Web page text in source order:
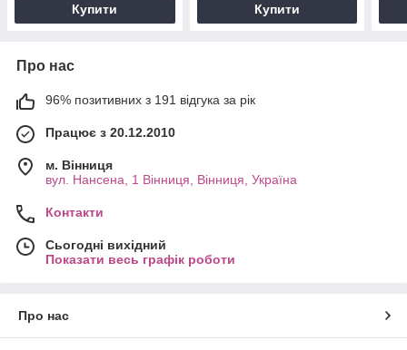
Купити Купити
Про нас
96% позитивних з 191 відгука за рік
Працює з 20.12.2010
м. Вінниця
вул. Нансена, 1 Вінниця, Вінниця, Україна
Контакти
Сьогодні вихідний
Показати весь графік роботи
Про нас